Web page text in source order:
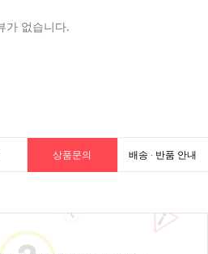
상품문의 배송 · 반품 안내